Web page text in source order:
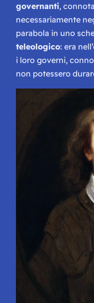
governanti,
necessariamente
parabola in uno
teleologico: era
i loro governi,
non potessero